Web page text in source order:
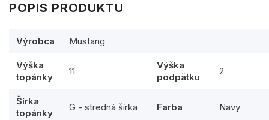
POPIS PRODUKTU
Výrobca Mustang
Výška
topánky
11
Výška
podpätku
2
Šírka
topánky
G - stredná šírka Farba Navy